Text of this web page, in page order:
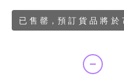
已 售 罄，預 訂 貨 品 將 於